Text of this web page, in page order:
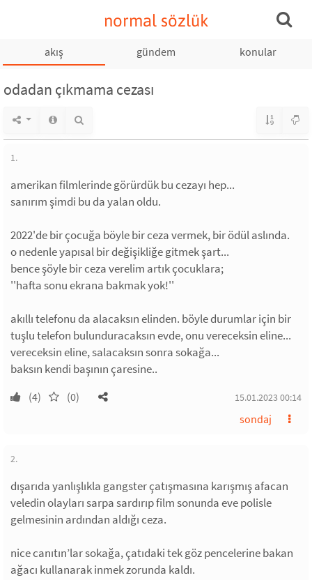
normal sözlük
akış gündem konular
odadan çıkmama cezası
1.
amerikan filmlerinde görürdük bu cezayı hep...
sanırım şimdi bu da yalan oldu.
2022'de bir çocuğa böyle bir ceza vermek, bir ödül aslında.
o nedenle yapısal bir değişikliğe gitmek şart...
bence şöyle bir ceza verelim artık çocuklara;
''hafta sonu ekrana bakmak yok!''
akıllı telefonu da alacaksın elinden. böyle durumlar için bir
tuşlu telefon bulunduracaksın evde, onu vereceksin eline...
vereceksin eline, salacaksın sonra sokağa...
baksın kendi başının çaresine..
(4) (0) 15.01.2023 00:14
sondaj
2.
dışarıda yanlışlıkla gangster çatışmasına karışmış afacan
veledin olayları sarpa sardırıp film sonunda eve polisle
gelmesinin ardından aldığı ceza.
nice canıtın’lar sokağa, çatıdaki tek göz pencelerine bakan
ağacı kullanarak inmek zorunda kaldı.